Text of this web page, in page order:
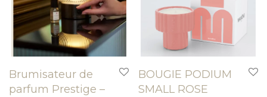
Brumisateur de
parfum Prestige –
BOUGIE PODIUM
SMALL ROSE